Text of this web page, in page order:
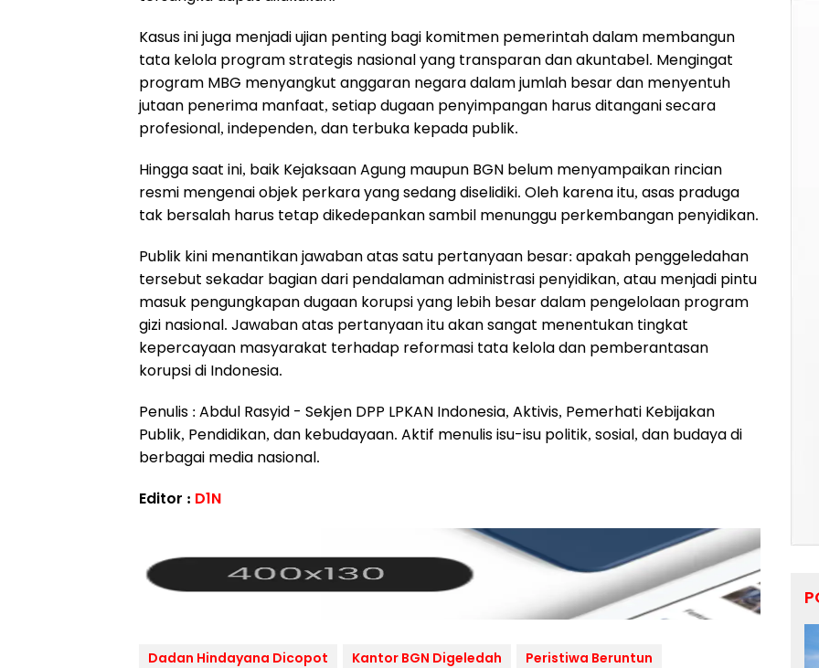
Kasus ini juga menjadi ujian penting bagi komitmen pemerintah dalam membangun
tata kelola program strategis nasional yang transparan dan akuntabel. Mengingat
program MBG menyangkut anggaran negara dalam jumlah besar dan menyentuh
jutaan penerima manfaat, setiap dugaan penyimpangan harus ditangani secara
profesional, independen, dan terbuka kepada publik.
Hingga saat ini, baik Kejaksaan Agung maupun BGN belum menyampaikan rincian
resmi mengenai objek perkara yang sedang diselidiki. Oleh karena itu, asas praduga
tak bersalah harus tetap dikedepankan sambil menunggu perkembangan penyidikan.
Publik kini menantikan jawaban atas satu pertanyaan besar: apakah penggeledahan
tersebut sekadar bagian dari pendalaman administrasi penyidikan, atau menjadi pintu
masuk pengungkapan dugaan korupsi yang lebih besar dalam pengelolaan program
gizi nasional. Jawaban atas pertanyaan itu akan sangat menentukan tingkat
kepercayaan masyarakat terhadap reformasi tata kelola dan pemberantasan
korupsi di Indonesia.
Penulis : Abdul Rasyid - Sekjen DPP LPKAN Indonesia, Aktivis, Pemerhati Kebijakan
Publik, Pendidikan, dan kebudayaan. Aktif menulis isu-isu politik, sosial, dan budaya di
berbagai media nasional.
Editor : D1N
Dadan Hindayana Dicopot Kantor BGN Digeledah Peristiwa Beruntun